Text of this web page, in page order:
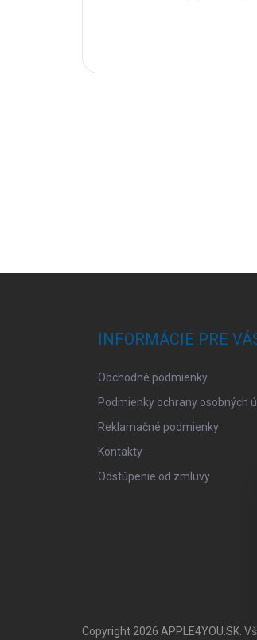
INFORMÁCIE PRE
Obchodné podmienky
Podmienky ochrany osobných
Reklamačné podmienky
Kontakty
Odstúpenie od zmluvy
Copyright 2026 APPLE4YOU.SK.